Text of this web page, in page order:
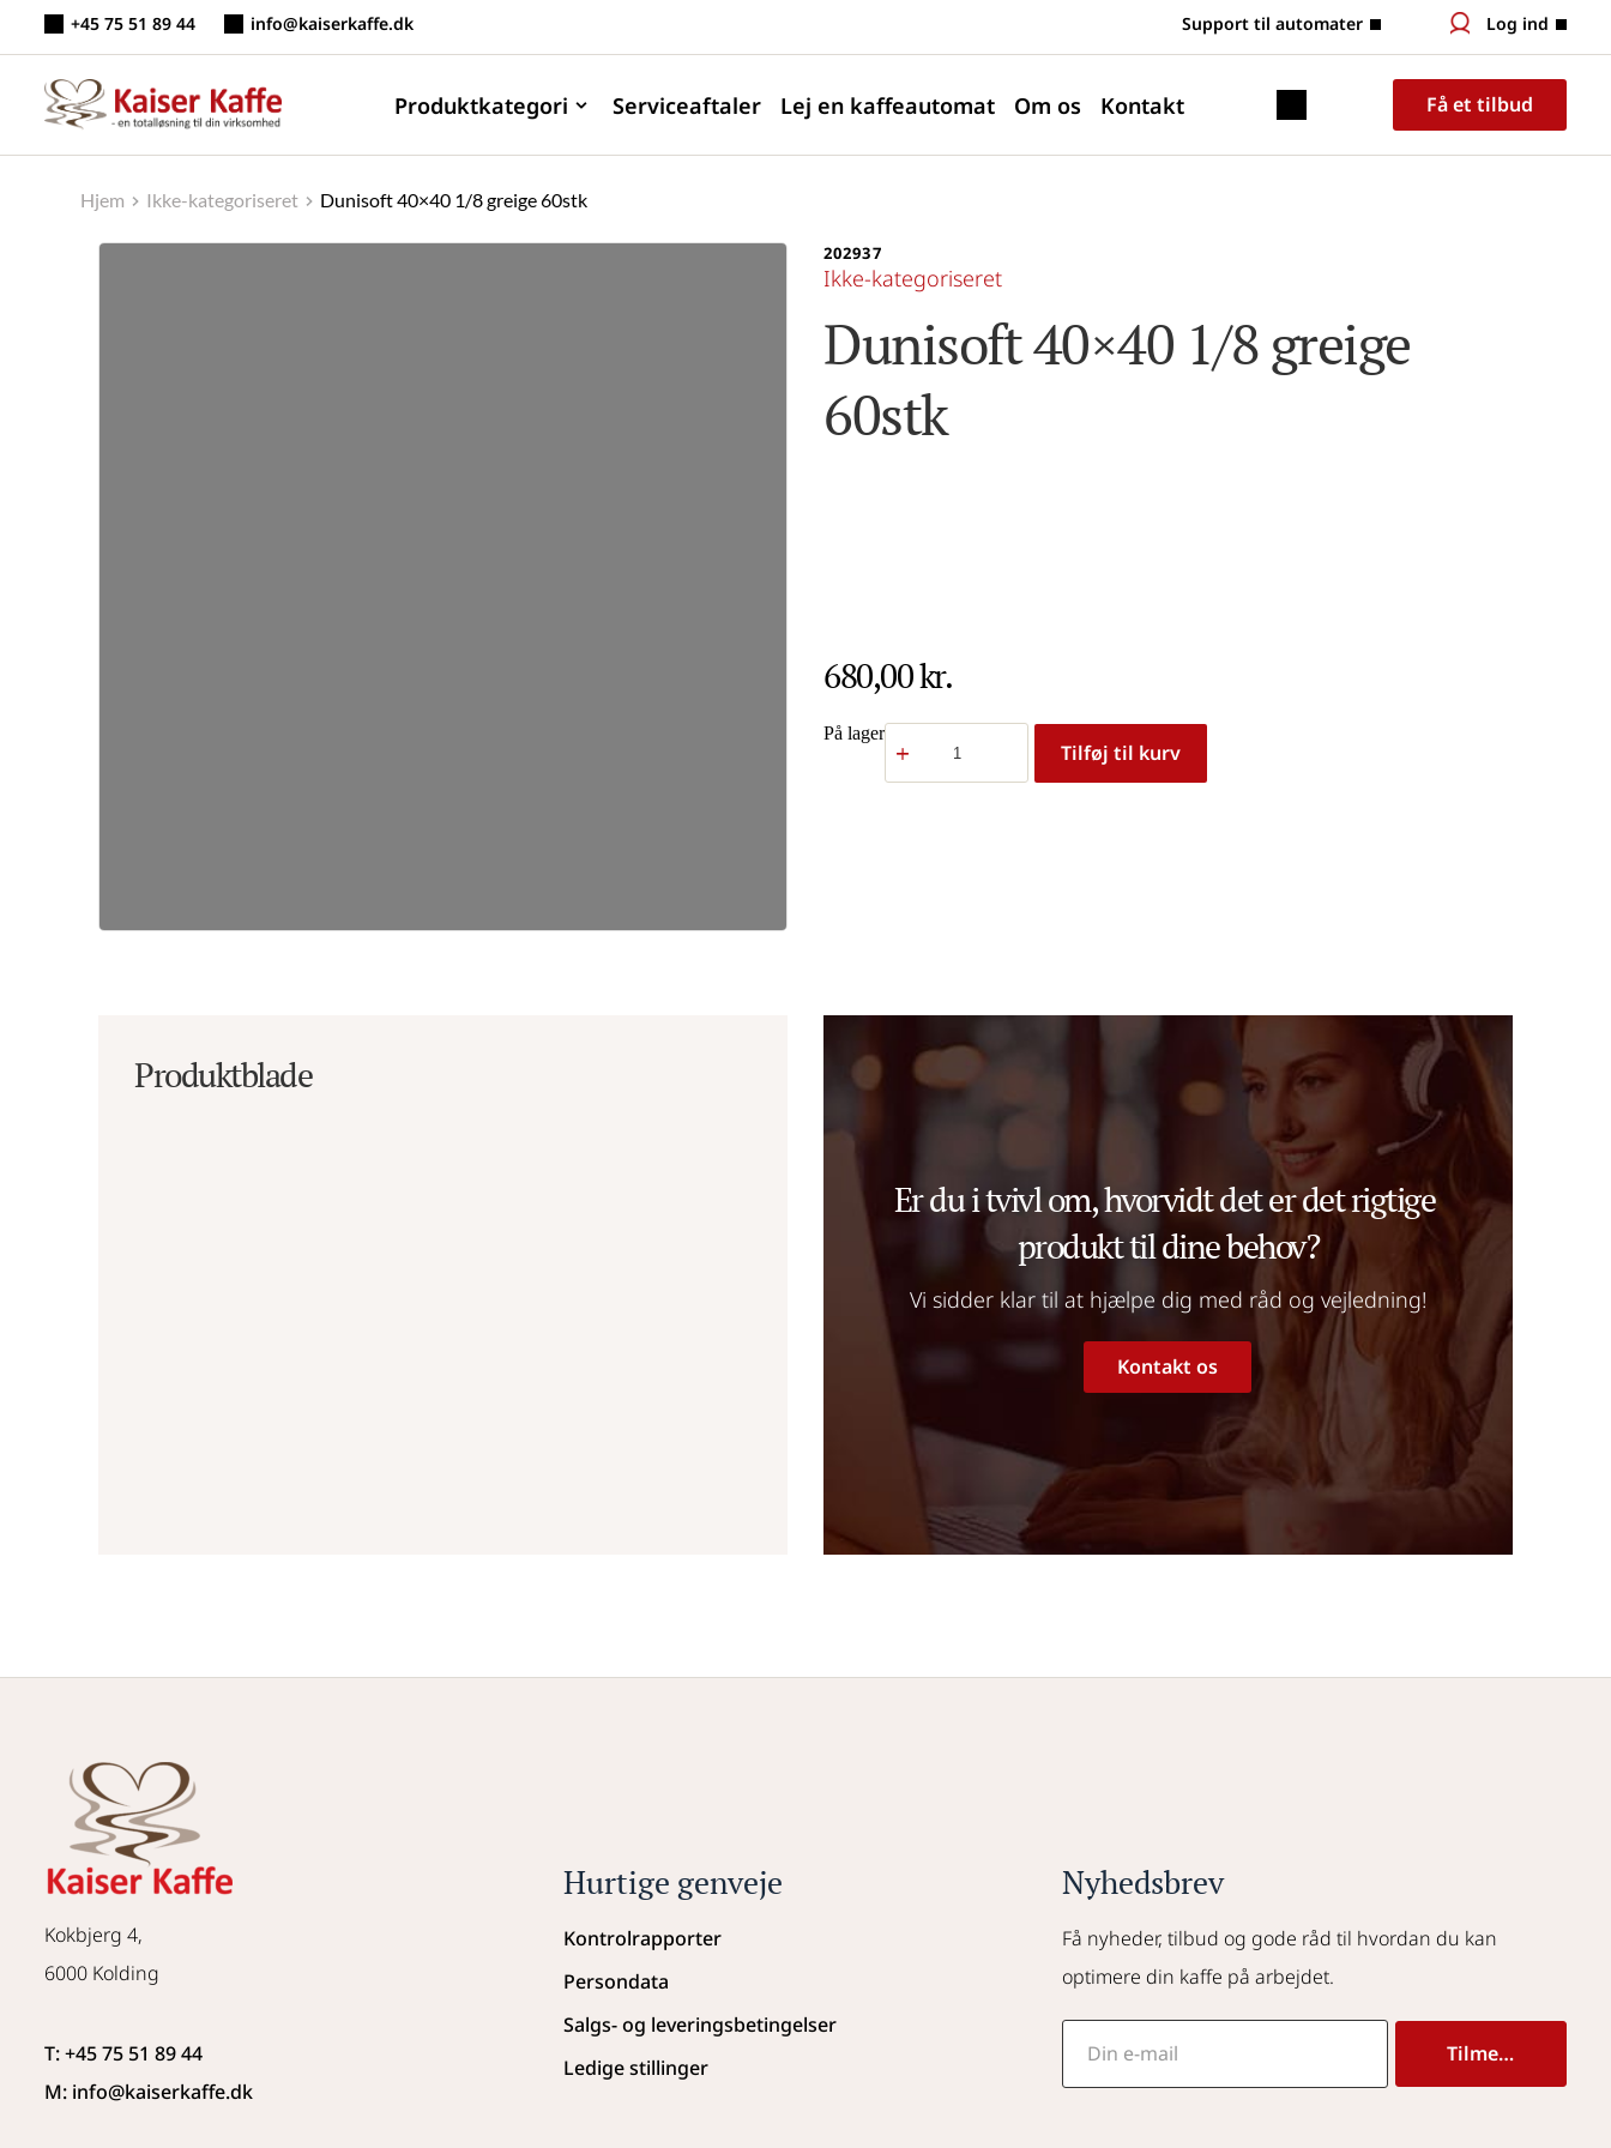
indhold
+45 75 51 89 44 info@kaiserkaffe.dk Support til automater Log ind
Produktkategori Serviceaftaler Lej en kaffeautomat Om os Kontakt Få et tilbud
Hjem Ikke-kategoriseret Dunisoft 40×40 1/8 greige 60stk
202937
Ikke-kategoriseret
Dunisoft 40×40 1/8 greige
60stk
680,00kr.
På lagerDunisoft
40x40
Tilføj til kurv
Produktblade
Er du i tvivl om, hvorvidt det er det rigtige
produkt til dine behov?
Vi sidder klar til at hjælpe dig med råd og vejledning!
Kontakt os
Kokbjerg 4,
6000 Kolding
T: +45 75 51 89 44
M: info@kaiserkaffe.dk
Hurtige genveje
Kontrolrapporter
Persondata
Salgs- og leveringsbetingelser
Ledige stillinger
Nyhedsbrev
Få nyheder, tilbud og gode råd til hvordan du kan
optimere din kaffe på arbejdet.
Tilmeld